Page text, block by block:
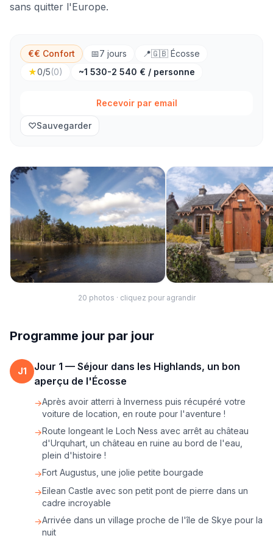
sans quitter l'Europe.
€€ Confort 📅7 jours 📍🇬🇧 Écosse
★0/5(0) ~1 530-2 540 € / personne
Recevoir par email
♡Sauvegarder
20 photos · cliquez pour agrandir
Programme jour par jour
J1 Jour 1 — Séjour dans les Highlands, un bon
aperçu de l'Écosse
→Après avoir atterri à Inverness puis récupéré votre
voiture de location, en route pour l'aventure !
→Route longeant le Loch Ness avec arrêt au château
d'Urquhart, un château en ruine au bord de l'eau,
plein d'histoire !
→Fort Augustus, une jolie petite bourgade
→Eilean Castle avec son petit pont de pierre dans un
cadre incroyable
→Arrivée dans un village proche de l'île de Skye pour la
nuit